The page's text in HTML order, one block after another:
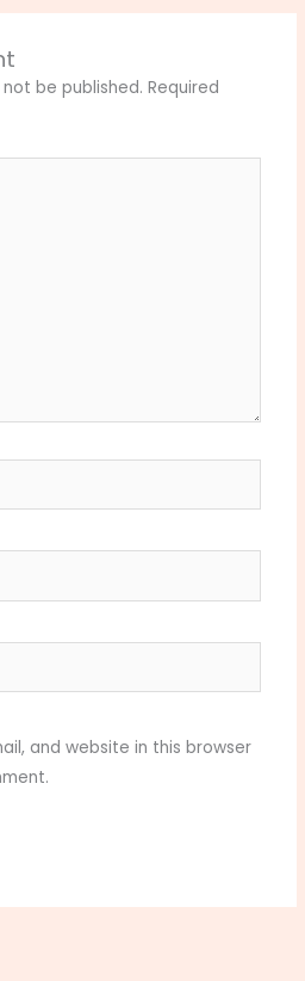
be published. Required
and website in this browser